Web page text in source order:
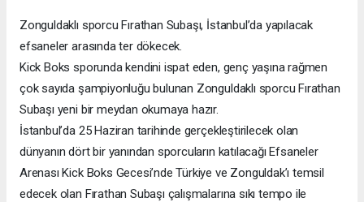
Zonguldaklı sporcu Fırathan Subaşı, İstanbul’da yapılacak
efsaneler arasında ter dökecek.
Kick Boks sporunda kendini ispat eden, genç yaşına rağmen
çok sayıda şampiyonluğu bulunan Zonguldaklı sporcu Fırathan
Subaşı yeni bir meydan okumaya hazır.
İstanbul’da 25 Haziran tarihinde gerçekleştirilecek olan
dünyanın dört bir yanından sporcuların katılacağı Efsaneler
Arenası Kick Boks Gecesi’nde Türkiye ve Zonguldak’ı temsil
edecek olan Fırathan Subaşı çalışmalarına sıkı tempo ile